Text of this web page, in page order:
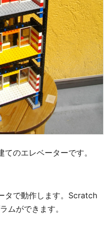
のエレベーターです。
タで動作します。Scratch
ムができます。